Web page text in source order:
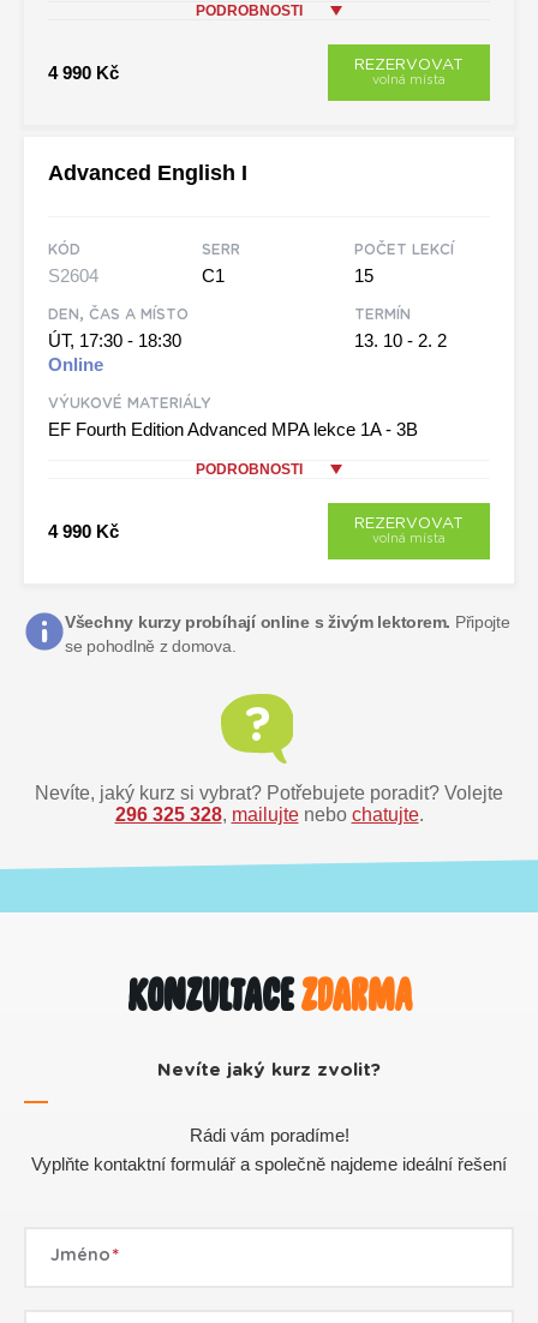
PODROBNOSTI
4 990 Kč REZERVOVAT
volná místa
Advanced English I
KÓD
S2604
SERR
C1
POČET LEKCÍ
15
DEN, ČAS A MÍSTO
ÚT, 17:30 - 18:30
Online
TERMÍN
13. 10 - 2. 2
VÝUKOVÉ MATERIÁLY
EF Fourth Edition Advanced MPA lekce 1A - 3B
PODROBNOSTI
4 990 Kč REZERVOVAT
volná místa
Všechny kurzy probíhají online s živým lektorem. Připojte
se pohodlně z domova.
Nevíte, jaký kurz si vybrat? Potřebujete poradit? Volejte
296 325 328, mailujtenebo chatujte.
Konzultacezdarma
Nevíte jaký kurz zvolit?
Rádi vám poradíme!
Vyplňte kontaktní formulář a společně najdeme ideální řešení
Jméno